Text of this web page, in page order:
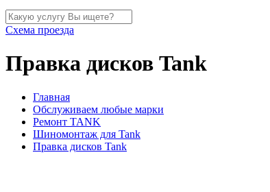
Схема проезда
Правка дисков Tank
Главная
Обслуживаем любые марки
Ремонт TANK
Шиномонтаж для Tank
Правка дисков Tank